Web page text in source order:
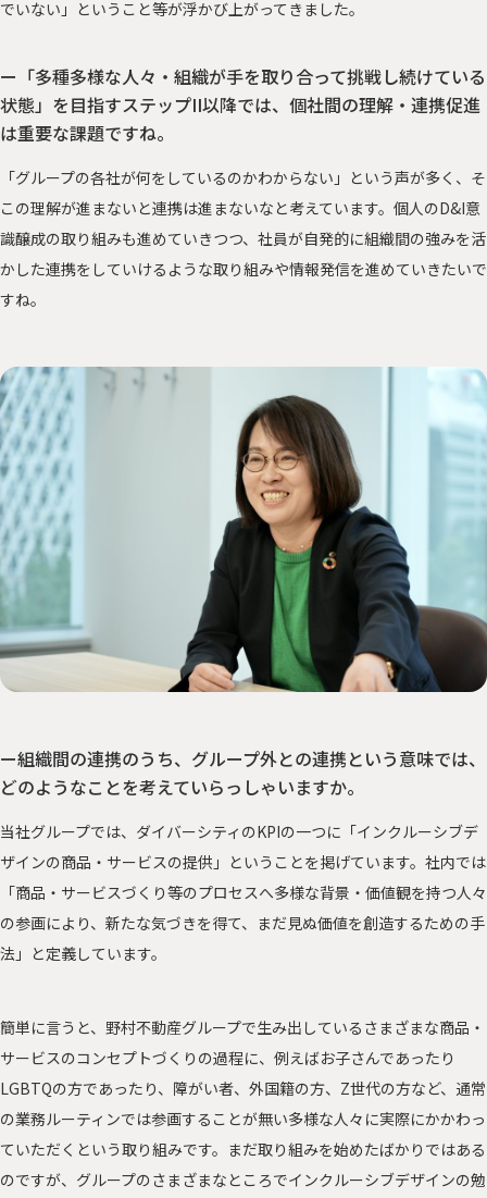
でいない」ということ等が浮かび上がってきました。
ー「多種多様な人々・組織が手を取り合って挑戦し続けている
状態」を目指すステップII以降では、個社間の理解・連携促進
は重要な課題ですね。
「グループの各社が何をしているのかわからない」という声が多く、そ
この理解が進まないと連携は進まないなと考えています。個人のD&I意
識醸成の取り組みも進めていきつつ、社員が自発的に組織間の強みを活
かした連携をしていけるような取り組みや情報発信を進めていきたいで
すね。
ー組織間の連携のうち、グループ外との連携という意味では、
どのようなことを考えていらっしゃいますか。
当社グループでは、ダイバーシティのKPIの一つに「インクルーシブデ
ザインの商品・サービスの提供」ということを掲げています。社内では
「商品・サービスづくり等のプロセスへ多様な背景・価値観を持つ人々
の参画により、新たな気づきを得て、まだ見ぬ価値を創造するための手
法」と定義しています。
簡単に言うと、野村不動産グループで生み出しているさまざまな商品・
サービスのコンセプトづくりの過程に、例えばお子さんであったり
LGBTQの方であったり、障がい者、外国籍の方、Z世代の方など、通常
の業務ルーティンでは参画することが無い多様な人々に実際にかかわっ
ていただくという取り組みです。まだ取り組みを始めたばかりではある
のですが、グループのさまざまなところでインクルーシブデザインの勉